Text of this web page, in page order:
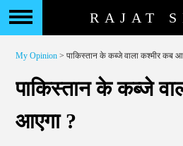
RAJAT
My Opinion > पाकिस्तान के कब्जे वाला कश्मीर कब
पाकिस्तान के कब्जे
आएगा ?